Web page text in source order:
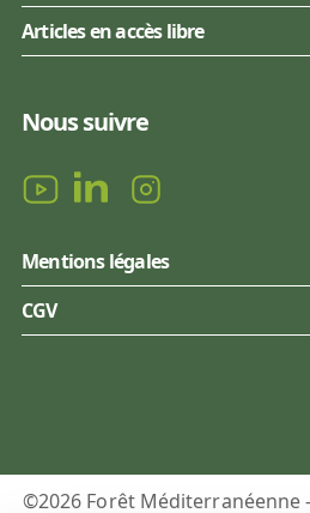
Articles en accès libre
Nous suivre
Mentions légales
CGV
©2026 Forêt Méditerranéenne